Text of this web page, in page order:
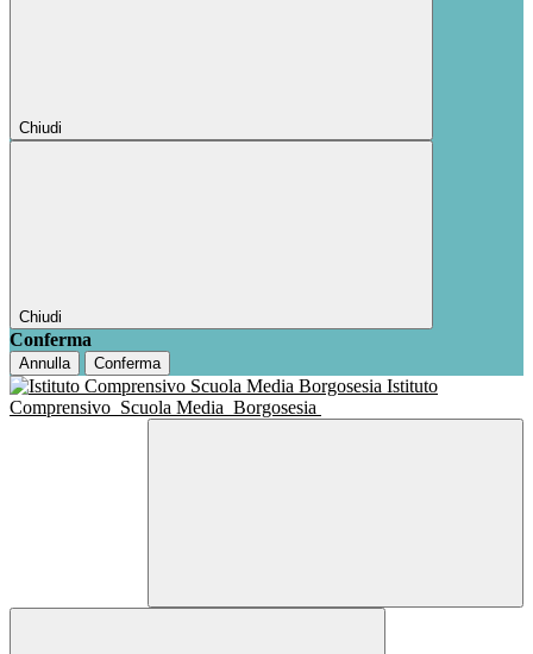
Chiudi
Chiudi
Conferma
Annulla Conferma
Istituto
Comprensivo Scuola Media Borgosesia